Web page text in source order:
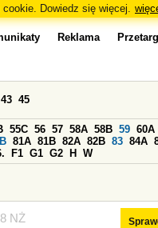
Dowiedz się więcej.
NŻ
Reklama
43 45
55C 56 57 58A 58B 59 60A
81A 81B 82A 82B 83 84A
F1 G1 G2 H W